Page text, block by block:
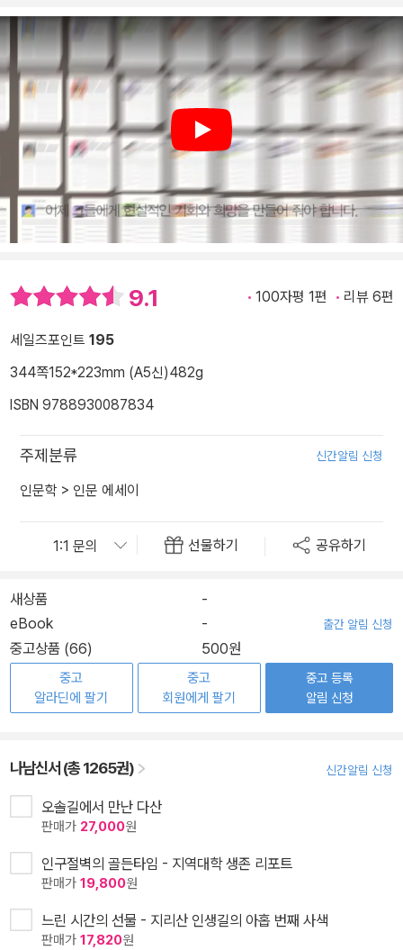
Play
9.1 100자평 1편 리뷰 6편
세일즈포인트 195
344쪽152*223mm (A5신)482g
ISBN 9788930087834
주제분류 신간알림 신청
인문학 > 인문 에세이
선물하기 공유하기
새상품
-
eBook
- 출간 알림 신청
중고상품 (66) 500원
중고
알라딘에 팔기
중고
회원에게 팔기
중고 등록
알림 신청
나남신서 (총 1265권) 신간알림 신청
오솔길에서 만난 다산
판매가 27,000원
인구절벽의 골든타임 - 지역대학 생존 리포트
판매가 19,800원
느린 시간의 선물 - 지리산 인생길의 아홉 번째 사색
판매가 17,820원